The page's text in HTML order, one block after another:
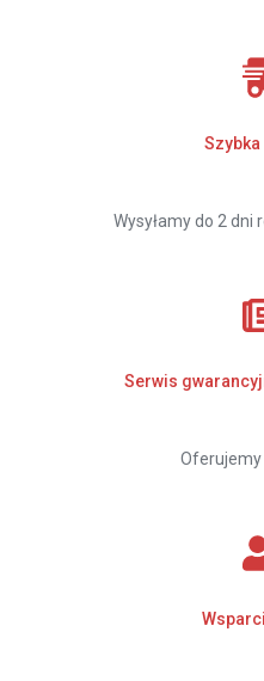
Wysyłamy do 2 dni
Serwis
Oferujemy